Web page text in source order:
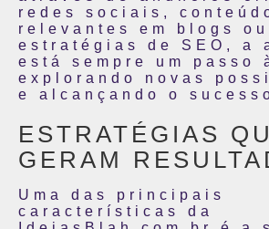
redes sociais,
relevantes em blogs ou
estratégias de SEO, a
está sempre um passo
explorando novas
e alcançando o
ESTRATÉGIAS
GERAM
Uma das principais
características da